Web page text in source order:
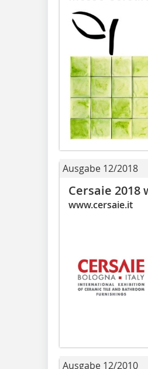
Ausgabe 12/2018
Cersaie 2018
www.cersaie.it
Ausgabe 12/2010